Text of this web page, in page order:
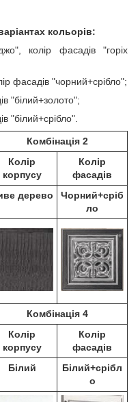
кольорів:
колір фасадів "горіх
фасадів "чорний+срібло";
"білий+золото";
"білий+срібло".
Комбінація 2
Колір
корпусу
Колір
фасадів
дерево
Чорний+сріб
ло
Комбінація 4
Колір
корпусу
Колір
фасадів
Білий
Білий+срібл
о